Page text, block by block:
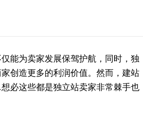
能为卖家发展保驾护航，同时，独
创造更多的利润价值。然而，建站
必这些都是独立站卖家非常棘手也